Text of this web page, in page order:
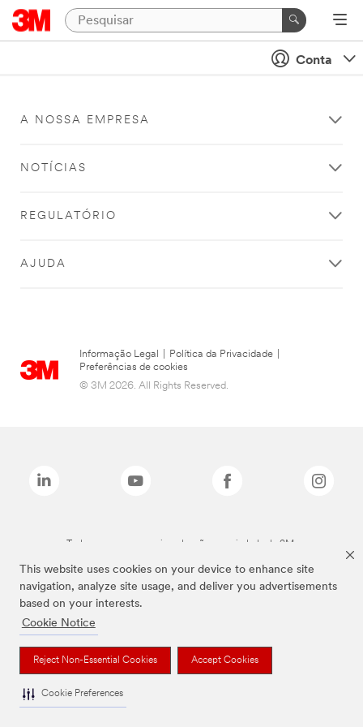
This website uses cookies on your device to enhance site
navigation, analyze site usage, and deliver you advertisements
based on your interests.
Cookie Notice
Reject Non-Essential Cookies Accept Cookies
Cookie Preferences
Conta
A NOSSA EMPRESA
NOTÍCIAS
REGULATÓRIO
AJUDA
Informação Legal Política da Privacidade
Preferências de cookies
© 3M 2026. All Rights Reserved.
Todas as marcas mencionadas são propriedade da 3M.